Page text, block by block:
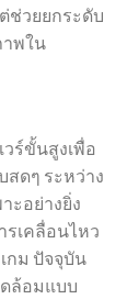
ช่วยยกระดับ
าพใน
ร์ขั้นสูงเพื่อ
สดๆ ระหว่าง
ะอย่างยิ่ง
รเคลื่อนไหว
กม ปัจจุบัน
ล้อมแบบ